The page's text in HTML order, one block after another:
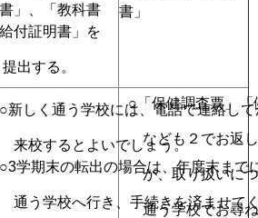
書」、「教科書
給付証明書」を
提出する。
書」
○新しく通う学校には、電話で連絡し
来校するとよいでしょう。
○3学期末の転出の場合は、年度末まで
通う学校へ行き、手続きを済ませて
○「保健調査票」「
なども２でお返し
が、取り扱いにつ
通う学校でお尋